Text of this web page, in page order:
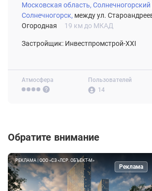
Атмосфера
Пользователей
14
Московская область, Солнечногорский
Солнечногорск, между ул.
Огородная
19 км до МКАД
Застройщик: Инвестпромстрой-XXI
Обратите внимание
РЕКЛАМА | ООО «СЗ «ЛСР. ОБЪЕКТ-М»
Реклама